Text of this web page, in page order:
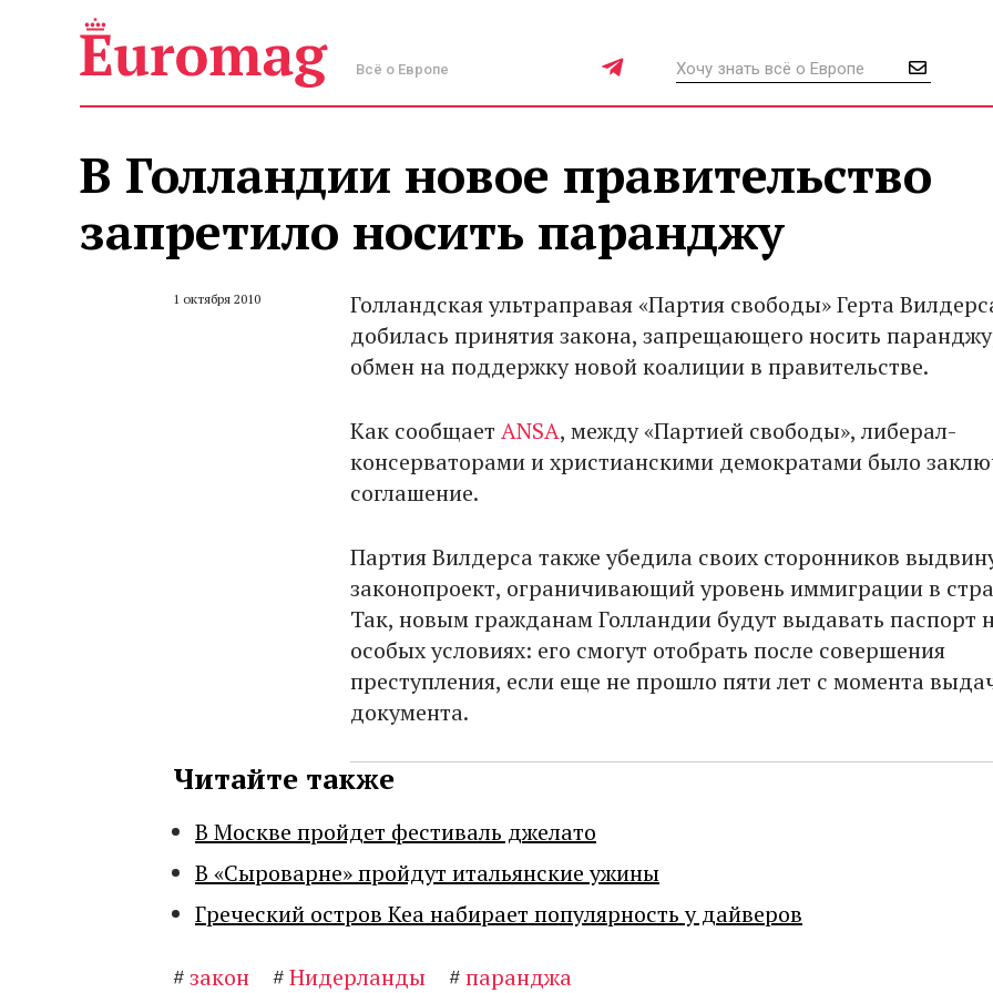
Всё о Европе
В Голландии новое правительство
запретило носить паранджу
1 октября 2010
Голландская ультраправая «Партия свободы» Герта
добилась принятия закона, запрещающего носить
обмен на поддержку новой коалиции в правительстве.
Как сообщает ANSA, между «Партией свободы», либерал-
консерваторами и христианскими демократами было
соглашение.
Партия Вилдерса также убедила своих сторонников
законопроект, ограничивающий уровень иммиграции в
Так, новым гражданам Голландии будут выдавать паспорт
особых условиях: его смогут отобрать после совершения
преступления, если еще не прошло пяти лет с момента
документа.
Читайте также
В Москве пройдет фестиваль джелато
В «Сыроварне» пройдут итальянские ужины
Греческий остров Кеа набирает популярность у дайверов
#закон #Нидерланды #паранджа